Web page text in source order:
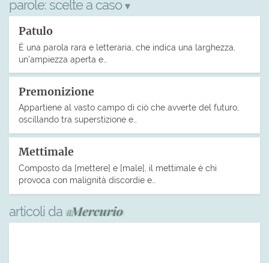
parole: scelte a caso ▾
Patulo
È una parola rara e letteraria, che indica una larghezza,
un’ampiezza aperta e…
Premonizione
Appartiene al vasto campo di ciò che avverte del futuro,
oscillando tra superstizione e…
Mettimale
Composto da [mettere] e [male], il mettimale è chi
provoca con malignità discordie e…
articoli da